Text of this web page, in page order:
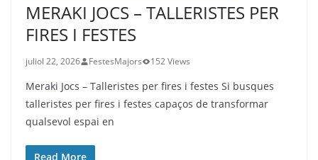
MERAKI JOCS – TALLERISTES PER
FIRES I FESTES
juliol 22, 2026 FestesMajors 152 Views
Meraki Jocs – Talleristes per fires i festes Si busques
talleristes per fires i festes capaços de transformar
qualsevol espai en
Read More